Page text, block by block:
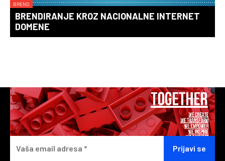
BREND
BRENDIRANJE KROZ NACIONALNE INTERNET
DOMENE